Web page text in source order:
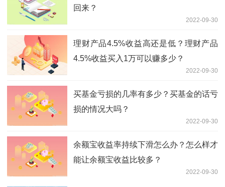
回来？
2022-09-30
理财产品4.5%收益高还是低？理财产品
4.5%收益买入1万可以赚多少？
2022-09-30
买基金亏损的几率有多少？买基金的话亏
损的情况大吗？
2022-09-30
余额宝收益率持续下滑怎么办？怎么样才
能让余额宝收益比较多？
2022-09-30